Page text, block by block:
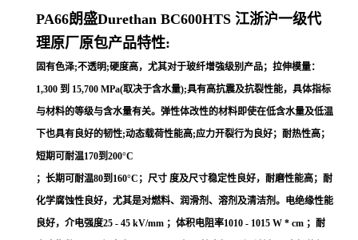
PA66朗盛Durethan BC600HTS 江浙沪一级代
理原厂原包产品特性:
固有色泽;不透明;硬度高，尤其对于玻纤增強级别产品；拉伸模量：
1,300 到 15,700 MPa(取决于含水量);具有高抗震及抗裂性能，具体指标
与材料的等级与含水量有关。弹性体改性的材料即使在低含水量及低温
下也具有良好的韧性;动态载荷性能高;应力开裂行为良好；耐热性高；
短期可耐温170到200°C
；长期可耐温80到160°C；尺寸 度及尺寸稳定性良好，耐磨性能高；耐
化学腐蚀性良好，尤其是对燃料、润滑剂、溶剂及清洁剂。电绝缘性能
良好，介电强度25 - 45 kV/mm ；体积电阻率1010 - 1015 W * cm ；耐